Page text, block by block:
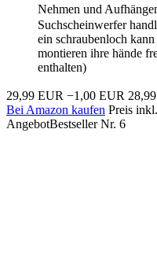
Nehmen und
Suchscheinwerfer
ein schraubenloch
montieren ihre hände
enthalten)
29,99 EUR −1,00 EUR
Bei Amazon kaufen Preis
AngebotBestseller Nr. 6